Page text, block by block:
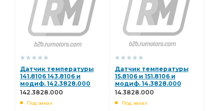
Датчик температуры
141.8106 143.8106 и
модиф. 142.3828.000
142.3828.000
Под заказ
Датчик температуры
15.8106 и 151.8106 и
модиф. 14.3828.000
14.3828.000
Под заказ